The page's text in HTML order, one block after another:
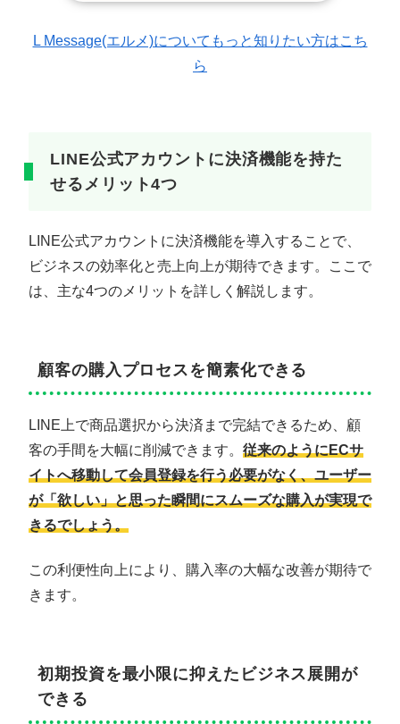
L Message(エルメ)についてもっと知りたい方はこち
ら
LINE公式アカウントに決済機能を持た
せるメリット4つ
LINE公式アカウントに決済機能を導入することで、
ビジネスの効率化と売上向上が期待できます。ここで
は、主な4つのメリットを詳しく解説します。
顧客の購入プロセスを簡素化できる
LINE上で商品選択から決済まで完結できるため、顧
客の手間を大幅に削減できます。 従来のようにECサ
イトへ移動して会員登録を行う必要がなく、ユーザー
が「欲しい」と思った瞬間にスムーズな購入が実現で
きるでしょう。
この利便性向上により、購入率の大幅な改善が期待で
きます。
初期投資を最小限に抑えたビジネス展開が
できる